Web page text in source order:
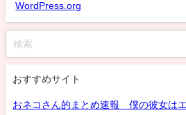
WordPress.org
おすすめサイト
おネコさん的まとめ速報 僕の彼女は